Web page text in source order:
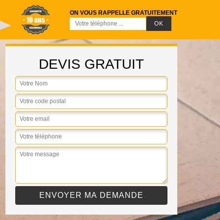
ON VOUS RAPPELLE GRATUITEMENT
DEVIS GRATUIT